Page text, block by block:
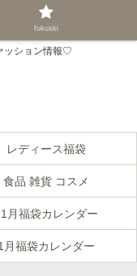
ッション情報♡
レディース福袋
食品 雑貨 コスメ
月福袋カレンダー
月福袋カレンダー
fukuski